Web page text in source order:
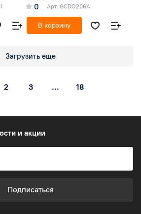
0 Арт. GCDO206A
В корзину
Загрузить еще
2 3 ... 18
и акции
Подписаться